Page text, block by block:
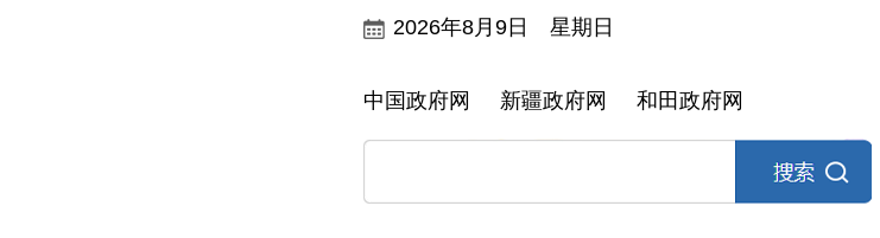
2026年8月9日 星期日
中国政府网 新疆政府网 和田政府网